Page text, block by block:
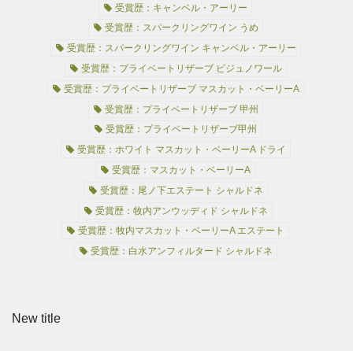
受賞歴：キャンベル・アーリー
受賞歴：スパークリングワイン うめ
受賞歴：スパークリングワイン キャンベル・アーリー
受賞歴：プライベートリザーブ ビジュノワール
受賞歴：プライベートリザーブ マスカット・ベーリーA
受賞歴：プライベートリザーブ 甲州
受賞歴：プライベートリザーブ甲州
受賞歴：ホワイト マスカット・ベーリーA ドライ
受賞歴：マスカット・ベーリーA
受賞歴：尾ノ下エステート シャルドネ
受賞歴：牧内アンウッディド シャルドネ
受賞歴：牧内マスカット・ベーリーA エステート
受賞歴：白水アンフィルタード シャルドネ
New title